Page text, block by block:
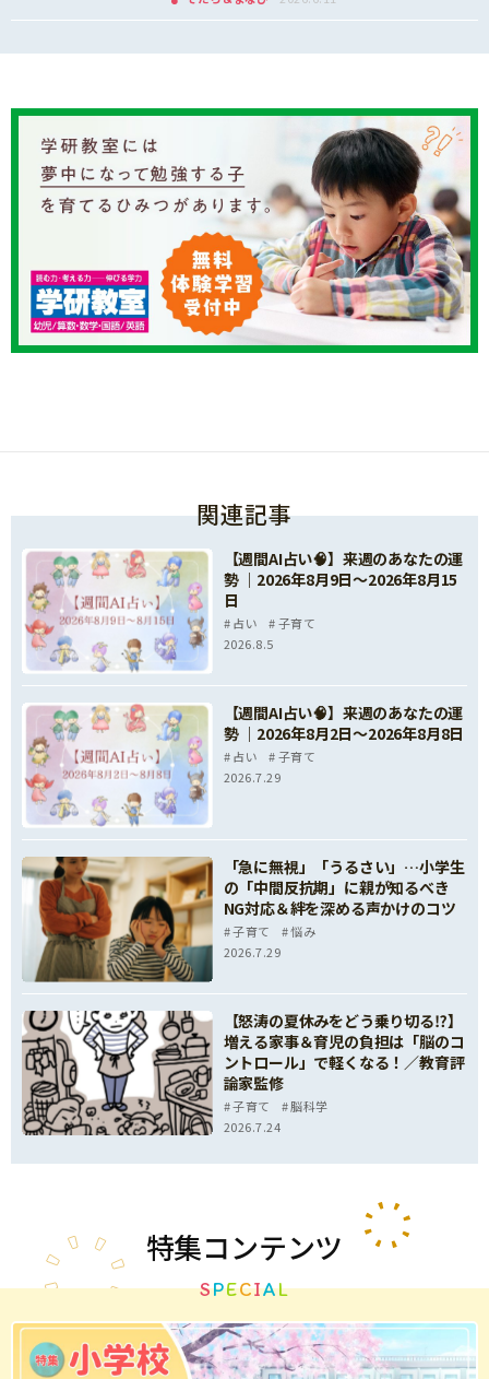
関連記事
【週間AI占い🧠】来週のあなたの運
勢 ｜2026年8月9日〜2026年8月15
日
占い
子育て
2026.8.5
【週間AI占い🧠】来週のあなたの運
勢 ｜2026年8月2日〜2026年8月8日
占い
子育て
2026.7.29
「急に無視」「うるさい」…小学生
の「中間反抗期」に親が知るべき
NG対応＆絆を深める声かけのコツ
子育て
悩み
2026.7.29
【怒涛の夏休みをどう乗り切る⁉】
増える家事＆育児の負担は「脳のコ
ントロール」で軽くなる！／教育評
論家監修
子育て
脳科学
2026.7.24
特集コンテンツ
SPECIAL